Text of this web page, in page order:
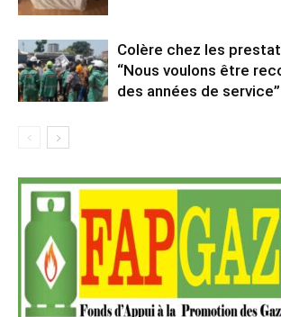
Colère chez les
“Nous voulons être
des années de service”